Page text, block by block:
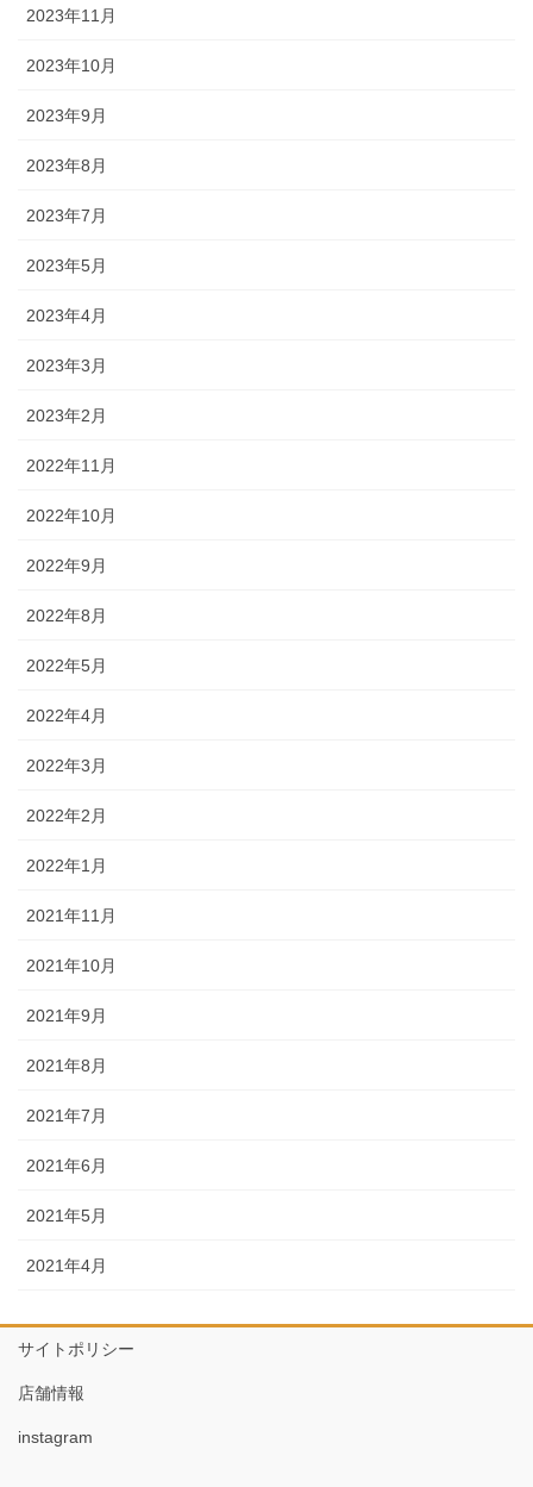
2023年11月
2023年10月
2023年9月
2023年8月
2023年7月
2023年5月
2023年4月
2023年3月
2023年2月
2022年11月
2022年10月
2022年9月
2022年8月
2022年5月
2022年4月
2022年3月
2022年2月
2022年1月
2021年11月
2021年10月
2021年9月
2021年8月
2021年7月
2021年6月
2021年5月
2021年4月
サイトポリシー
店舗情報
instagram